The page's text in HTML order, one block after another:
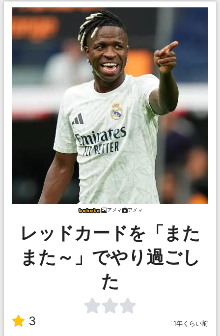
アメマ アメマ
レッドカードを「また
また～」でやり過ごし
た
3 1年くらい前